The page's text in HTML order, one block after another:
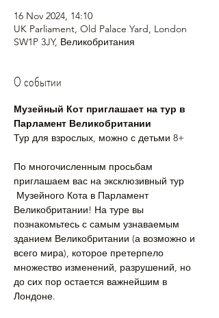
16 Nov 2024, 14:10
UK Parliament, Old Palace Yard, London
SW1P 3JY, Великобритания
О событии
Музейный Кот приглашает на тур в
Парламент Великобритании
Тур для взрослых, можно с детьми 8+
По многочисленным просьбам
приглашаем вас на эксклюзивный тур
Музейного Кота в Парламент
Великобритании! На туре вы
познакомьтесь с самым узнаваемым
зданием Великобритании (а возможно и
всего мира), которое претерпело
множество изменений, разрушений, но
до сих пор остается важнейшим в
Лондоне.